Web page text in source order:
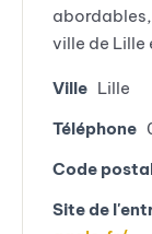
abordables,
ville de Lille
Ville Lille
Téléphone
Code
Site de